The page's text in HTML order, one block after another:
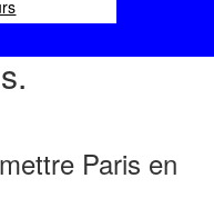
Paris en